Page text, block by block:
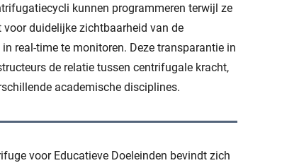
kunnen programmeren terwijl ze
duidelijke zichtbaarheid van de
real-time te monitoren. Deze transparantie in
de relatie tussen centrifugale kracht,
academische disciplines.
voor Educatieve Doeleinden bevindt zich